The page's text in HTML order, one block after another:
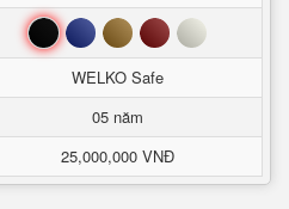
Đen Xanh Nâu Đỏ Trắng
WELKO Safe
05 năm
25,000,000 VNĐ